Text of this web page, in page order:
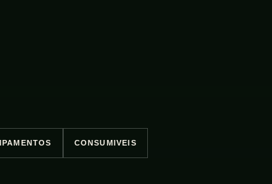
CONSUMIVEIS